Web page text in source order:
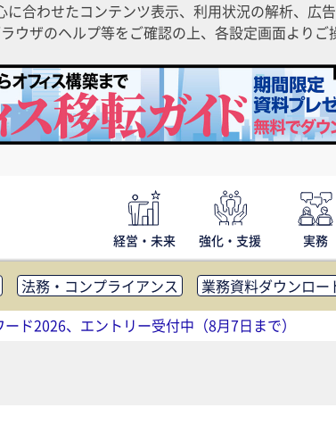
合わせたコンテンツ表示、利用状況の解析、広
ザのヘルプ等をご確認の上、各設定画面よりご
経営・未来 強化・支援 実務
法務・コンプライアンス
業務資料ダウンロー
・社内コミュニケーション活性化
FM・オフィ
ト削減 アウトソーシング・BPO
調査・レポー
ド2026、エントリー受付中（8月7日まで）